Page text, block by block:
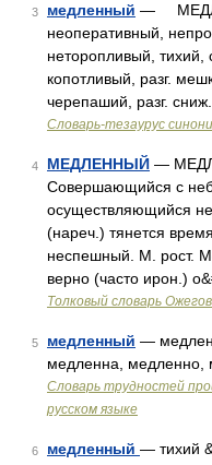
3 медленный —
неоперативный,
неторопливый, тихий,
копотливый, разг.
черепаший, разг.
Словарь-тезаурус
4 МЕДЛЕННЫЙ —
Совершающийся с
осуществляющийся
(нареч.) тянется
неспешный. М. рост.
верно (часто ирон.)
Толковый словарь
5 медленный —
медленна, медленно,
Словарь трудностей
русском языке
6 медленный — тихий